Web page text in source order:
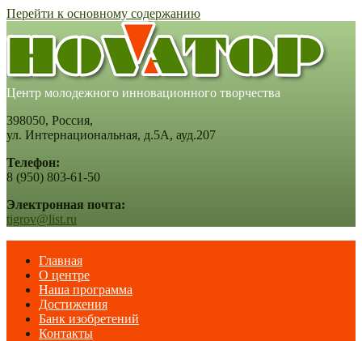
Перейти к основному содержанию
Центр молодежного инновационного творчества
398050, Россия,
ул. Интернациональная, д.5А, ауд.207
Телефон:
8 (950) 803-61-50
Электронная почта:
tigrov@list.ru
Главная
О центре
Наша программа
Достижения
Банк изобретений
Контакты